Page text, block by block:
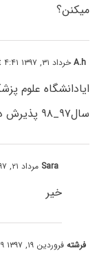
میکنن؟
A.hخرداد ۳۱, ۱۳۹۷ at ۴:۴۱ ق٫ظ
ایادانشگاه علوم
سال۹۷_۹۸ پذیرش دارد؟
Sara مرداد ۲۱, ۱۳۹۷ at ۴:۳۴ ب٫ظ
خیر
فرشتهفروردین ۱۹, ۱۳۹۷ at ۷:۴۹ ب٫ظ